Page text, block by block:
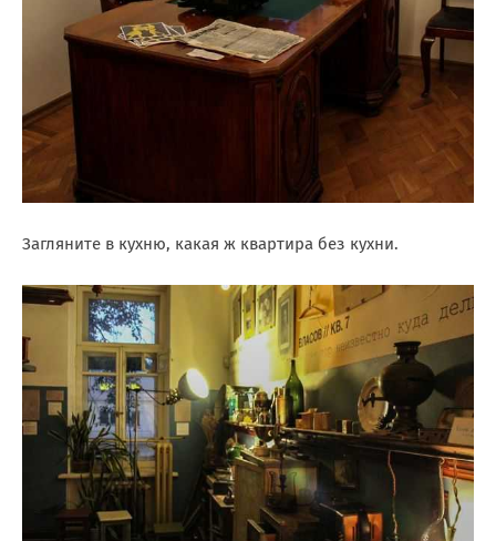
Загляните в кухню, какая ж квартира без кухни.